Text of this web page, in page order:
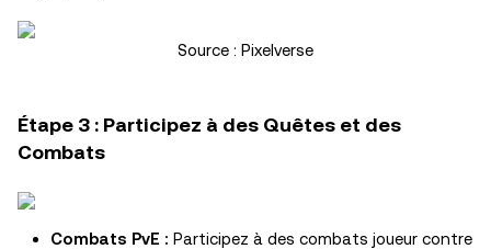
Source : Pixelverse
Étape 3 : Participez à des Quêtes et des
Combats
Combats PvE : Participez à des combats joueur contre